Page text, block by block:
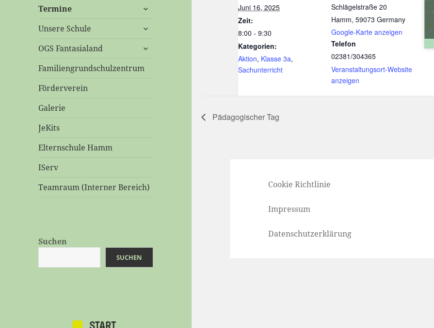
Termine
untermenü
Unsere Schule
untermenü
OGS Fantasialand
untermenü
Familiengrundschulzentrum
Förderverein
Galerie
JeKits
Elternschule Hamm
IServ
Teamraum (Interner Bereich)
Suchen
SUCHEN
Juni 16, 2025
Zeit:
8:00 - 9:30
Kategorien:
Aktion, Klasse 3a,
Sachunterricht
Schlägelstraße 20
Hamm, 59073 Germany
Google-Karte anzeigen
Telefon
02381/304365
Veranstaltungsort-Website
anzeigen
Pädagogischer Tag
Cookie Richtlinie
Impressum
Datenschutzerklärung